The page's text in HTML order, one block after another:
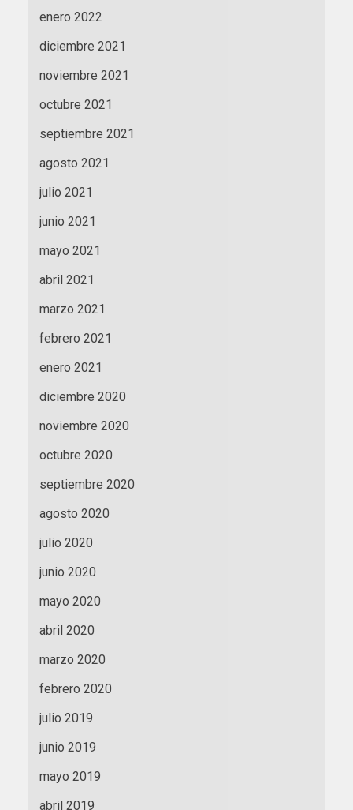
enero 2022
diciembre 2021
noviembre 2021
octubre 2021
septiembre 2021
agosto 2021
julio 2021
junio 2021
mayo 2021
abril 2021
marzo 2021
febrero 2021
enero 2021
diciembre 2020
noviembre 2020
octubre 2020
septiembre 2020
agosto 2020
julio 2020
junio 2020
mayo 2020
abril 2020
marzo 2020
febrero 2020
julio 2019
junio 2019
mayo 2019
abril 2019